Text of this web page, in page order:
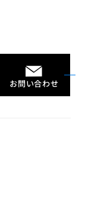
お問い合わせ